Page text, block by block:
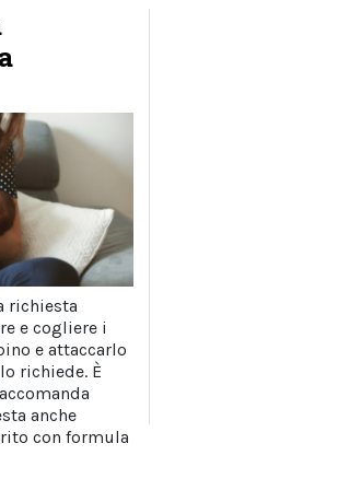
richiesta
e cogliere i
e attaccarlo
richiede. È
anche
con formula